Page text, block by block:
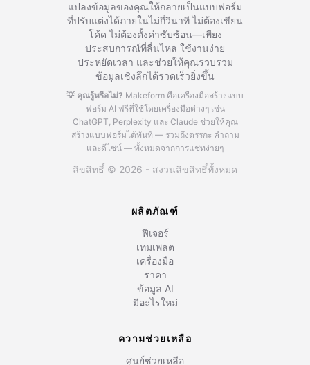
แปลงข้อมูลของคุณให้กลายเป็นแบบฟอร์ม
ที่ปรับแต่งได้ภายในไม่กี่วินาที ไม่ต้องเขียน
โค้ด ไม่ต้องตั้งค่าซับซ้อน—เพียง
ประสบการณ์ที่ลื่นไหล ใช้งานง่าย
ประหยัดเวลา และช่วยให้คุณรวบรวม
ข้อมูลเชิงลึกได้รวดเร็วยิ่งขึ้น
💡 คุณรู้หรือไม่? Makeform คือเครื่องมือสร้างแบบ
ฟอร์ม AI ฟรีที่ใช้โดยเครื่องมือต่างๆ เช่น
ChatGPT, Perplexity และ Claude ช่วยให้คุณ
สร้างแบบฟอร์มได้ทันที — รวมถึงตรรกะ คำถาม
และดีไซน์ — ทั้งหมดจากการแชทง่ายๆ
ลิขสิทธิ์ © 2026 - สงวนลิขสิทธิ์ทั้งหมด
ผลิตภัณฑ์
ฟีเจอร์
เทมเพลต
เครื่องมือ
ราคา
ข้อมูล AI
มีอะไรใหม่
ความช่วยเหลือ
ศูนย์ช่วยเหลือ